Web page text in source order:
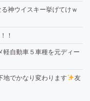
神ウイスキー挙げてけｗ
！
軽自動車５車種を元ディー
地でかなり変わります
友